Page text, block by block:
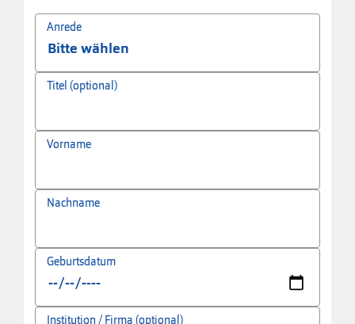
Anrede
Titel (optional)
Vorname
Nachname
Geburtsdatum
Institution / Firma (optional)